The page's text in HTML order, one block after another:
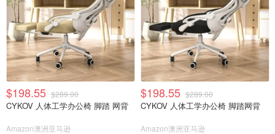
$198.55 $289.00
CYKOV 人体工学办公椅 脚踏 网背
Amazon澳洲亚马逊
$198.55 $289.00
CYKOV 人体工学办公椅 脚踏网背
Amazon澳洲亚马逊